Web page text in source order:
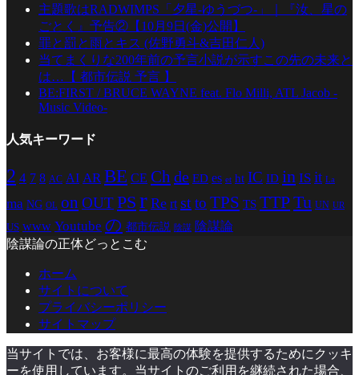
主題歌はRADWIMPS「夕星-ゆうづつ-」｜『汝、星の
ごとく』予告②【10月9日(金)公開】
罪と罰と雨とキス (佐野勇斗&吉田仁人)
当てまくりな200年前の予言小説が示すこの先の未来と
は…【 都市伝説 予言 】
BE:FIRST / BRUCE WAYNE feat. Flo Milli, ATL Jacob -
Music Video-
人気キーワード
2 4 7 8 AC AI AR BE CE Ch de ED es et ht IC ID in IS it La
ma NG OL on OUTPS r Re rt stto TPS TS TTPTu UN UR
US www Youtube の 都市伝説 陰謀 陰謀論
陰謀論の正体どっとこむ
ホーム
サイトについて
プライバシーポリシー
サイトマップ
当サイトでは、お客様に最高の体験を提供するためにクッキ
ーを使用しています。当サイトのご利用を継続された場合、